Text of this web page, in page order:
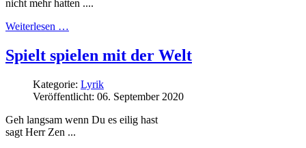
nicht mehr hatten ....
Weiterlesen …
Spielt spielen mit der Welt
Kategorie: Lyrik
Veröffentlicht: 06. September 2020
Geh langsam wenn Du es eilig hast
sagt Herr Zen ...